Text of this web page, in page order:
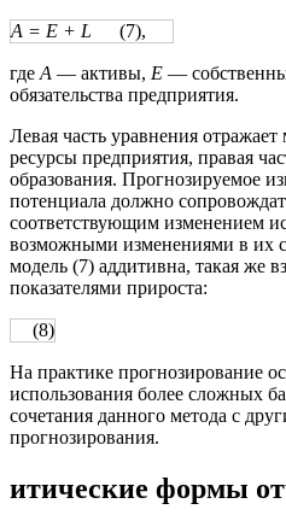
A = E + L (7),
где А — активы, Е —
обязательства предприятия.
Левая часть уравнения
ресурсы предприятия, правая
образования. Прогнозируемое
потенциала должно
соответствующим изменением
возможными изменениями в их
модель (7) аддитивна, такая же
показателями прироста:
(8)
На практике прогнозирование
использования более сложных
сочетания данного метода с
прогнозирования.
итические формы